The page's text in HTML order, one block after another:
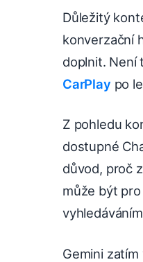
Důležitý
konverzační
doplnit. Není
CarPlay po
Z pohledu
dostupné
důvod, proč
může být
Gemini